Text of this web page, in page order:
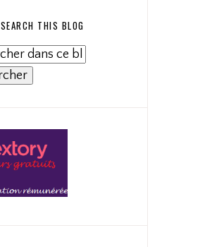
SEARCH THIS BLOG